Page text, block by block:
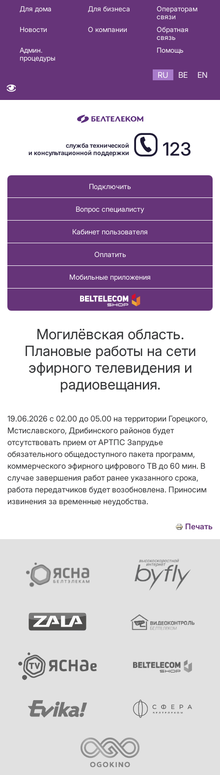
Основная
навигация
Для дома Для бизнеса
Операторам
связи
Новости
О компании
Обратная
связь
Админ.
процедуры
Помощь
RU BE EN
служба технической
и консультационной поддержки
123
Подключить
Вопрос специалисту
Кабинет пользователя
Оплатить
Мобильные приложения
Купить товар
Могилёвская область.
Плановые работы на сети
эфирного телевидения и
радиовещания.
19.06.2026 с 02.00 до 05.00 на территории Горецкого,
Мстиславского, Дрибинского районов будет
отсутствовать прием от АРТПС Запрудье
обязательного общедоступного пакета программ,
коммерческого эфирного цифрового ТВ до 60 мин. В
случае завершения работ ранее указанного срока,
работа передатчиков будет возобновлена. Приносим
извинения за временные неудобства.
Печать